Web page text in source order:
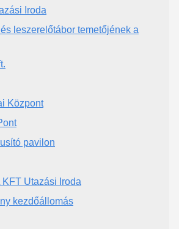
Iroda
leszerelőtábor temetőjének a
Központ
pavilon
Utazási Iroda
kezdőállomás